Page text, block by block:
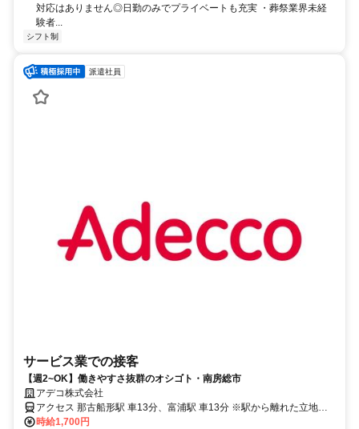
対応はありません◎日勤のみでプライベートも充実 ・葬祭業界未経
験者...
シフト制
派遣社員
サービス業での接客
【週2~OK】働きやすさ抜群のオシゴト・南房総市
アデコ株式会社
アクセス 那古船形駅 車13分、富浦駅 車13分 ※駅から離れた立地。
通勤は車必須です。
時給1,700円